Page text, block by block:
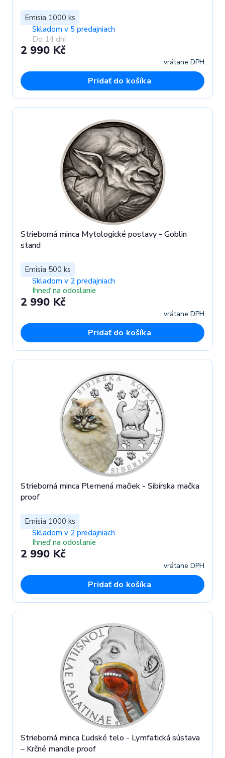
Emisia 1000 ks
Skladom v 5 predajniach
Do 14 dní
2 990 Kč
vrátane DPH
Pridať do košíka
Strieborná minca Mytologické postavy - Goblin
stand
Emisia 500 ks
Skladom v 2 predajniach
Ihneď na odoslanie
2 990 Kč
vrátane DPH
Pridať do košíka
Strieborná minca Plemená mačiek - Sibírska mačka
proof
Emisia 1000 ks
Skladom v 2 predajniach
Ihneď na odoslanie
2 990 Kč
vrátane DPH
Pridať do košíka
Strieborná minca Ľudské telo - Lymfatická sústava
– Krčné mandle proof